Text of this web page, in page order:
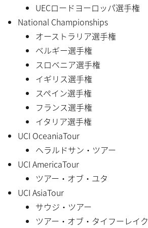
UECロードヨーロッパ選手権
National Championships
オーストラリア選手権
ベルギー選手権
スロベニア選手権
イギリス選手権
スペイン選手権
フランス選手権
イタリア選手権
UCI OceaniaTour
ヘラルドサン・ツアー
UCI AmericaTour
ツアー・オブ・ユタ
UCI AsiaTour
サウジ・ツアー
ツアー・オブ・タイフーレイク